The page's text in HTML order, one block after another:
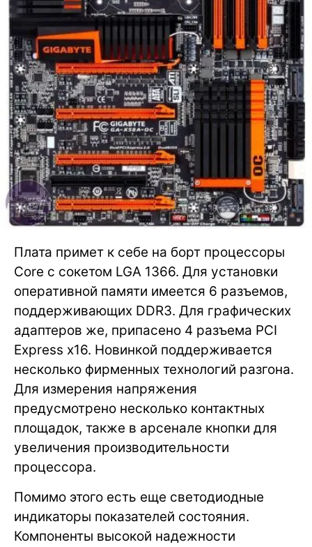
Плата примет к себе на борт процессоры
Core с сокетом LGA 1366. Для установки
оперативной памяти имеется 6 разъемов,
поддерживающих DDR3. Для графических
адаптеров же, припасено 4 разъема PCI
Express x16. Новинкой поддерживается
несколько фирменных технологий разгона.
Для измерения напряжения
предусмотрено несколько контактных
площадок, также в арсенале кнопки для
увеличения производительности
процессора.
Помимо этого есть еще светодиодные
индикаторы показателей состояния.
Компоненты высокой надежности